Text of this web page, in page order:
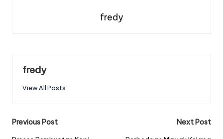
fredy
fredy
View All Posts
Post
Previous Post
Next Post